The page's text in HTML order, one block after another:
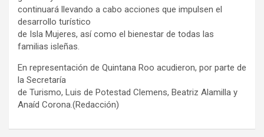
continuará llevando a cabo acciones que impulsen el
desarrollo turístico
de Isla Mujeres, así como el bienestar de todas las
familias isleñas.
En representación de Quintana Roo acudieron, por parte de
la Secretaría
de Turismo, Luis de Potestad Clemens, Beatriz Alamilla y
Anaíd Corona.(Redacción)